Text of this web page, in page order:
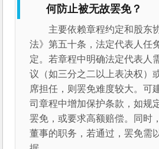
何防止被无故罢免？
主要依赖章程约定和股东
法》第五十条，法定代表人任
定。若章程中明确法定代表人
议（如三分之二以上表决权）
席担任，则罢免难度较大。可
司章程中增加保护条款，如规
罢免，或要求高额赔偿。同时
董事的职务，若通过，罢免需